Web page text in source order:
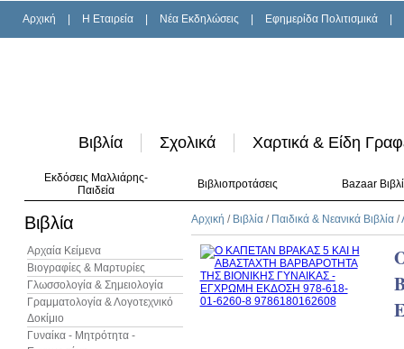
Αρχική H Εταιρεία Νέα Εκδηλώσεις Εφημερίδα Πολιτισμικά
Βιβλία Σχολικά Χαρτικά & Είδη
Εκδόσεις Μαλλιάρης-
Παιδεία
Βιβλιοπροτάσεις Bazaar
Βιβλία
Αρχαία Κείμενα
Βιογραφίες & Μαρτυρίες
Γλωσσολογία & Σημειολογία
Γραμματολογία & Λογοτεχνικό
Δοκίμιο
Γυναίκα - Μητρότητα -
Αρχική / Βιβλία / Παιδικά & Νεανικά Βιβλία /